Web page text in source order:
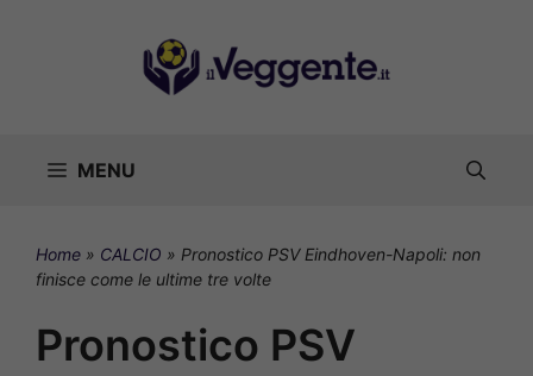
MENU
Home » CALCIO » Pronostico PSV Eindhoven-Napoli: non
finisce come le ultime tre volte
Pronostico PSV